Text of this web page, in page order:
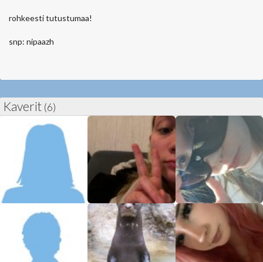
rohkeesti tutustumaa!
snp: nipaazh
Kaverit (6)